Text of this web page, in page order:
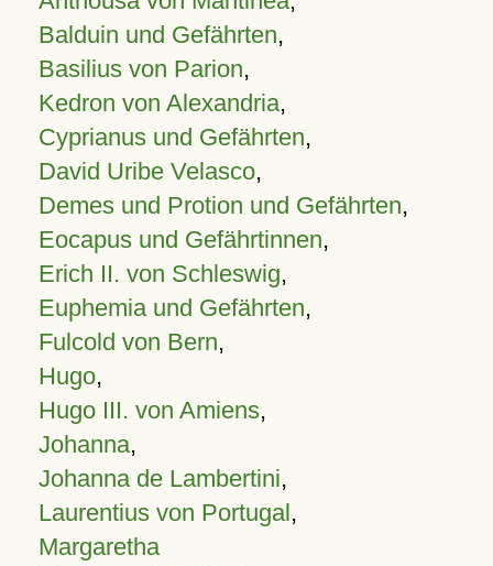
Balduin und Gefährten,
Basilius von Parion,
Kedron von Alexandria,
Cyprianus und Gefährten,
David Uribe Velasco,
Demes und Protion und Gefährten,
Eocapus und Gefährtinnen,
Erich II. von Schleswig,
Euphemia und Gefährten,
Fulcold von Bern,
Hugo,
Hugo III. von Amiens,
Johanna,
Johanna de Lambertini,
Laurentius von Portugal,
Margaretha